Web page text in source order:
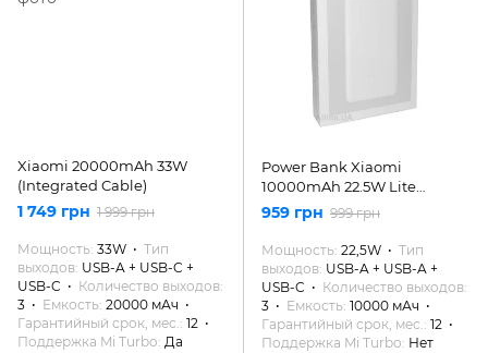
Xiaomi 20000mAh 33W
(Integrated Cable)
1 749 грн 1 999 грн
Мощность 33W
Тип
выходов USB-A + USB-C +
USB-C
Количество выходов
3
Емкость 20000 мАч
Гарантийный срок, мес. 12
Поддержка Mi Turbo Да
Power Bank Xiaomi
10000mAh 22.5W Lite
(BHR9350GL)
959 грн 999 грн
Мощность 22,5W
Тип
выходов USB-A + USB-A +
USB-C
Количество выходов
3
Емкость 10000 мАч
Гарантийный срок, мес. 12
Поддержка Mi Turbo Нет